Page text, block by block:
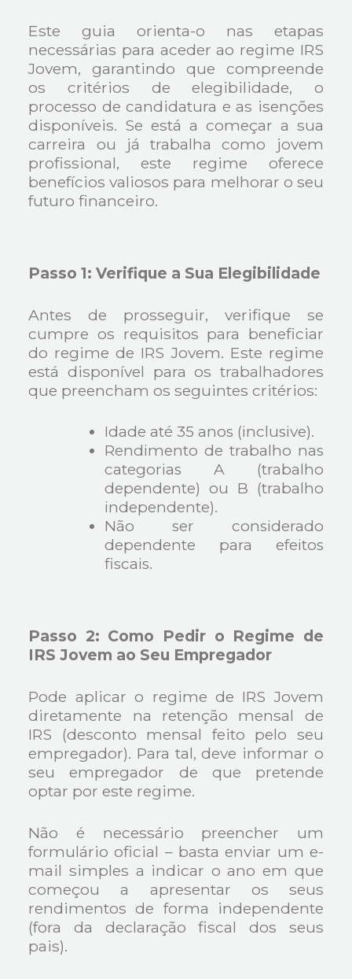
Este guia orienta-o nas etapas
necessárias para aceder ao regime IRS
Jovem, garantindo que compreende
os critérios de elegibilidade, o
processo de candidatura e as isenções
disponíveis. Se está a começar a sua
carreira ou já trabalha como jovem
profissional, este regime oferece
benefícios valiosos para melhorar o seu
futuro financeiro.
Passo 1: Verifique a Sua Elegibilidade
Antes de prosseguir, verifique se
cumpre os requisitos para beneficiar
do regime de IRS Jovem. Este regime
está disponível para os trabalhadores
que preencham os seguintes critérios:
Idade até 35 anos (inclusive).
Rendimento de trabalho nas
categorias A (trabalho
dependente) ou B (trabalho
independente).
Não ser considerado
dependente para efeitos
fiscais.
Passo 2: Como Pedir o Regime de
IRS Jovem ao Seu Empregador
Pode aplicar o regime de IRS Jovem
diretamente na retenção mensal de
IRS (desconto mensal feito pelo seu
empregador). Para tal, deve informar o
seu empregador de que pretende
optar por este regime.
Não é necessário preencher um
formulário oficial – basta enviar um e-
mail simples a indicar o ano em que
começou a apresentar os seus
rendimentos de forma independente
(fora da declaração fiscal dos seus
pais).